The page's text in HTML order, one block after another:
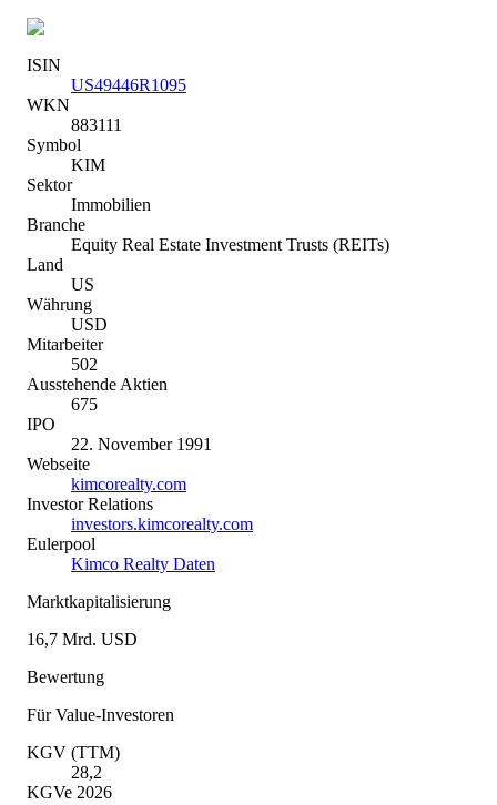
ISIN
US49446R1095
WKN
883111
Symbol
KIM
Sektor
Immobilien
Branche
Equity Real Estate Investment Trusts (REITs)
Land
US
Währung
USD
Mitarbeiter
502
Ausstehende Aktien
675
IPO
22. November 1991
Webseite
kimcorealty.com
Investor Relations
investors.kimcorealty.com
Eulerpool
Kimco Realty Daten
Marktkapitalisierung
16,7 Mrd. USD
Bewertung
Für Value-Investoren
KGV (TTM)
28,2
KGVe 2026